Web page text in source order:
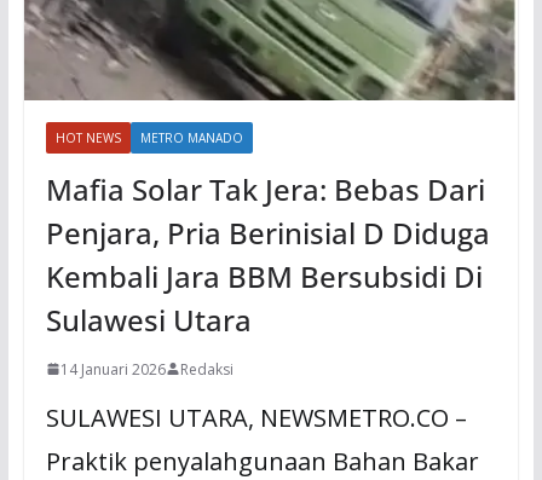
HOT NEWS METRO MANADO
Mafia Solar Tak Jera: Bebas Dari
Penjara, Pria Berinisial D Diduga
Kembali Jara BBM Bersubsidi Di
Sulawesi Utara
14 Januari 2026 Redaksi
SULAWESI UTARA, NEWSMETRO.CO –
Praktik penyalahgunaan Bahan Bakar